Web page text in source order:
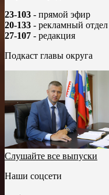
23-103 - прямой эфир
20-133 - рекламный отдел
27-107 - редакция
Подкаст главы округа
Слушайте все выпуски
Наши соцсети